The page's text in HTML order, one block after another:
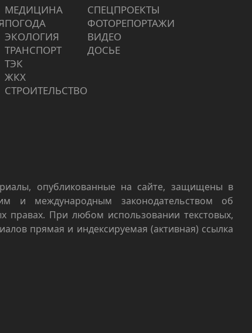
МЕДИЦИНА
ПОГОДА
ЭКОЛОГИЯ
ТРАНСПОРТ
ТЭК
ЖКХ
СТРОИТЕЛЬСТВО
СПЕЦПРОЕКТЫ
ФОТОРЕПОРТАЖИ
ВИДЕО
ДОСЬЕ
опубликованные на сайте, защищены в
и международным законодательством об
правах. При любом использовании текстовых,
прямая и индексируемая (активная) ссылка